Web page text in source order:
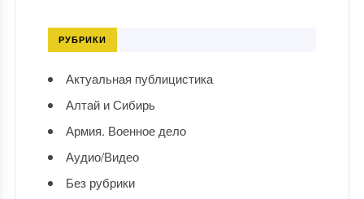
РУБРИКИ
Актуальная публицистика
Алтай и Сибирь
Армия. Военное дело
Аудио/Видео
Без рубрики